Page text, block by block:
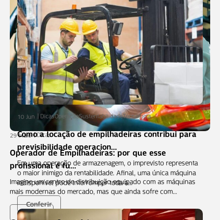
29 Maio Dicas
Operador de Empilhadeiras: por que esse
profissional é fu...
Imagine um centro de distribuição equipado com as máquinas
mais modernas do mercado, mas que ainda sofre com…
Conferir
10 Jun DicasOperaçãoSustentabilidadeTecnologia
Como a locação de empilhadeiras contribui para
previsibilidade operacion...
Em uma operação de armazenagem, o imprevisto representa
o maior inimigo da rentabilidade. Afinal, uma única máquina
indisponível pode interromper toda a…
Conferir